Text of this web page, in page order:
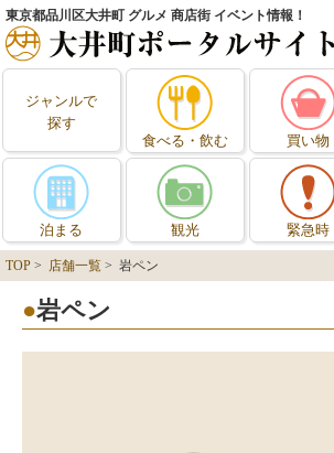
東京都品川区大井町 グルメ 商店街 イベント情報！
ジャンルで
探す
食べる・飲む
買い物
泊まる 観光 緊急時
TOP > 店舗一覧 > 岩ペン
岩ペン